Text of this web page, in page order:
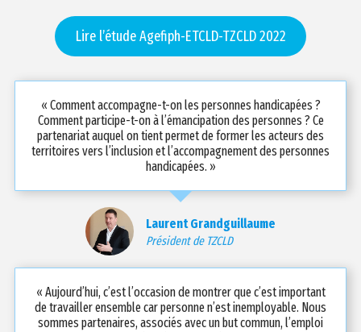
Lire l’étude Agefiph-ETCLD-TZCLD 2022
« Comment accompagne-t-on les personnes handicapées ?
Comment participe-t-on à l’émancipation des personnes ? Ce
partenariat auquel on tient permet de former les acteurs des
territoires vers l’inclusion et l’accompagnement des personnes
handicapées. »
Laurent Grandguillaume
Président de TZCLD
« Aujourd’hui, c’est l’occasion de montrer que c’est important
de travailler ensemble car personne n’est inemployable. Nous
sommes partenaires, associés avec un but commun, l’emploi